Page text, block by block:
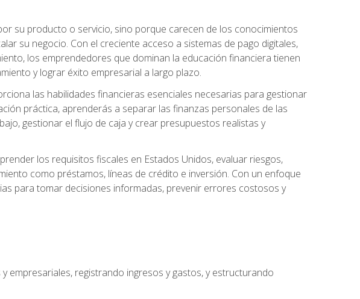
su producto o servicio, sino porque carecen de los conocimientos
su negocio. Con el creciente acceso a sistemas de pago digitales,
los emprendedores que dominan la educación financiera tienen
y lograr éxito empresarial a largo plazo.
las habilidades financieras esenciales necesarias para gestionar
práctica, aprenderás a separar las finanzas personales de las
gestionar el flujo de caja y crear presupuestos realistas y
los requisitos fiscales en Estados Unidos, evaluar riesgos,
como préstamos, líneas de crédito e inversión. Con un enfoque
para tomar decisiones informadas, prevenir errores costosos y
empresariales, registrando ingresos y gastos, y estructurando